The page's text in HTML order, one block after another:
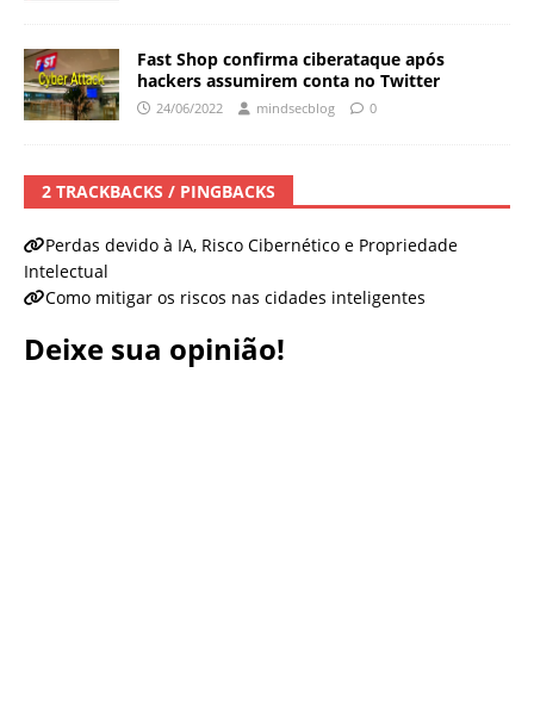
Fast Shop confirma ciberataque após
hackers assumirem conta no Twitter
24/06/2022 mindsecblog 0
2 TRACKBACKS / PINGBACKS
Perdas devido à IA, Risco Cibernético e Propriedade
Intelectual
Como mitigar os riscos nas cidades inteligentes
Deixe sua opinião!